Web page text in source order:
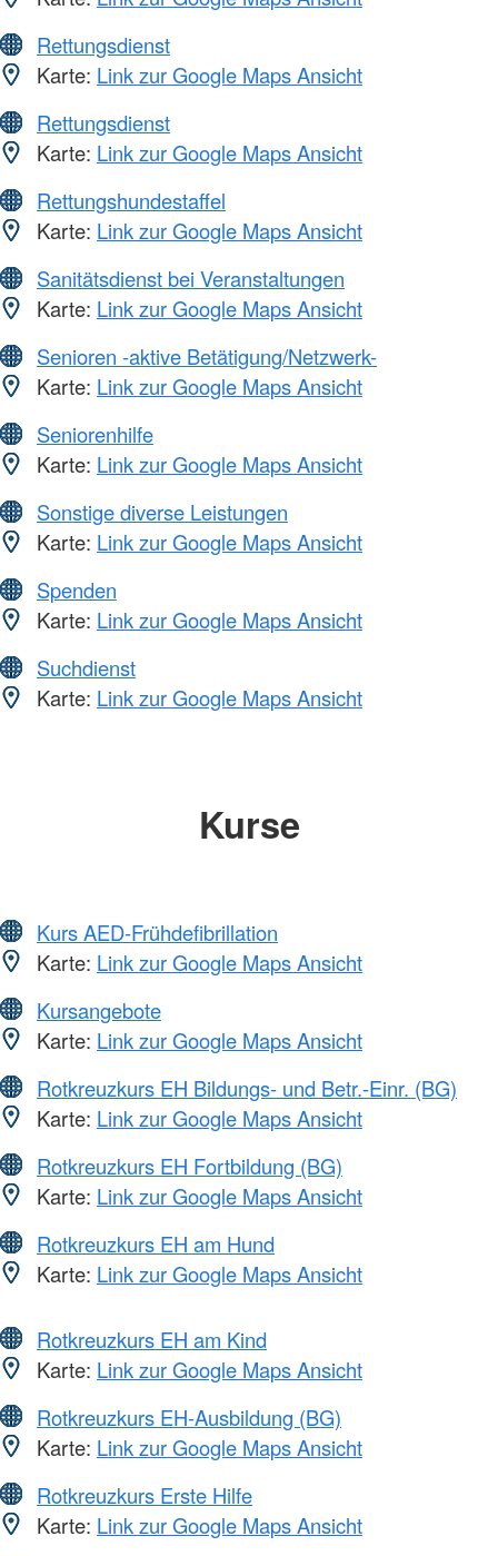
Rettungsdienst
Karte: Link zur Google Maps Ansicht
Rettungsdienst
Karte: Link zur Google Maps Ansicht
Rettungshundestaffel
Karte: Link zur Google Maps Ansicht
Sanitätsdienst bei Veranstaltungen
Karte: Link zur Google Maps Ansicht
Senioren -aktive Betätigung/Netzwerk-
Karte: Link zur Google Maps Ansicht
Seniorenhilfe
Karte: Link zur Google Maps Ansicht
Sonstige diverse Leistungen
Karte: Link zur Google Maps Ansicht
Spenden
Karte: Link zur Google Maps Ansicht
Suchdienst
Karte: Link zur Google Maps Ansicht
Kurse
Kurs AED-Frühdefibrillation
Karte: Link zur Google Maps Ansicht
Kursangebote
Karte: Link zur Google Maps Ansicht
Rotkreuzkurs EH Bildungs- und Betr.-Einr. (BG)
Karte: Link zur Google Maps Ansicht
Rotkreuzkurs EH Fortbildung (BG)
Karte: Link zur Google Maps Ansicht
Rotkreuzkurs EH am Hund
Karte: Link zur Google Maps Ansicht
Rotkreuzkurs EH am Kind
Karte: Link zur Google Maps Ansicht
Rotkreuzkurs EH-Ausbildung (BG)
Karte: Link zur Google Maps Ansicht
Rotkreuzkurs Erste Hilfe
Karte: Link zur Google Maps Ansicht